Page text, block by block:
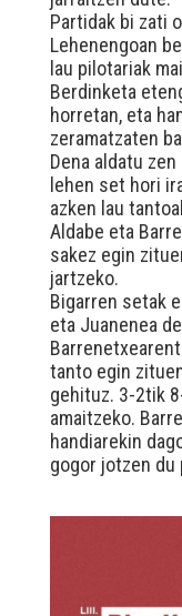
Partidak bi zati
Lehenengoan
lau pilotariak
Berdinketa
horretan, eta
zeramatzaten
Dena aldatu
lehen set hori
azken lau
Aldabe eta
sakez egin
jartzeko.
Bigarren setak
eta Juanenea
tanto egin
gehituz. 3-2tik
amaitzeko.
handiarekin
gogor jotzen du